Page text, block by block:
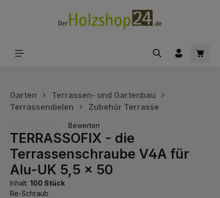
Garten
Terrassen- und Gartenbau
Terrassendielen
Zubehör Terrasse
Durchschnittliche Bewertung von 0 von 5 Sternen
Bewerten
TERRASSOFIX - die
Terrassenschraube V4A für
Alu-UK 5,5 x 50
Inhalt: 100 Stück
Re-Schraub